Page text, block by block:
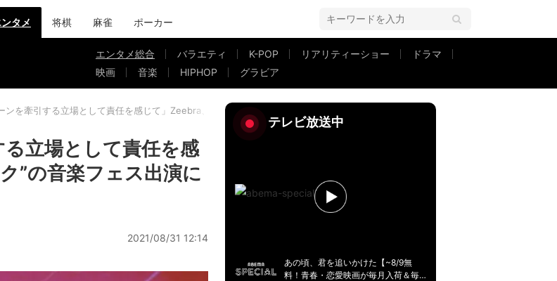
タメ 将棋 麻雀 ポーカー
エンタメ総合 バラエティ K-POP リアリティーショー
ドラマ
映画
音楽 HIPHOP グラビア
ンを牽引する立場として責任を感じて」Zeebra、“密・ノーマスク”の音楽フェス出演に謝罪
る立場として責任を感
”の音楽フェス出演に
2021/08/31 12:14
テレビ放送中
あの頃、君を追いかけた【~8/9無
料！青春・恋愛映画が毎月入荷＆毎